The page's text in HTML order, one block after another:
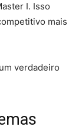
I. Isso
mais
verdadeiro